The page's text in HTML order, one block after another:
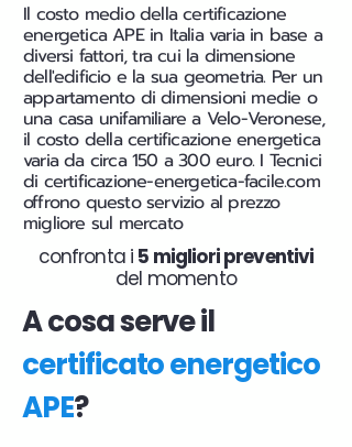
Il costo medio della certificazione
energetica APE in Italia varia in base a
diversi fattori, tra cui la dimensione
dell'edificio e la sua geometria. Per un
appartamento di dimensioni medie o
una casa unifamiliare a Velo-Veronese,
il costo della certificazione energetica
varia da circa 150 a 300 euro. I Tecnici
di certificazione-energetica-facile.com
offrono questo servizio al prezzo
migliore sul mercato
confronta i 5 migliori preventivi
del momento
A cosa serve il
certificato energetico
APE?